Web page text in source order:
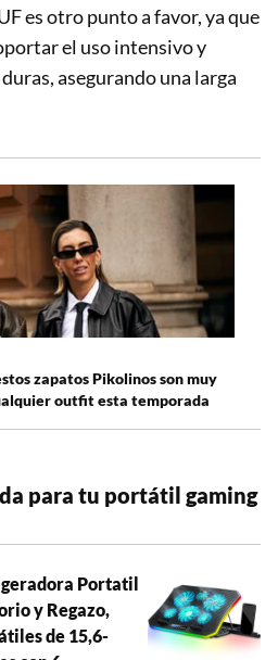
es otro punto a favor, ya que
el uso intensivo y
asegurando una larga
zapatos Pikolinos son muy
outfit esta temporada
para tu portátil gaming
Portatil
y Regazo,
de 15,6-